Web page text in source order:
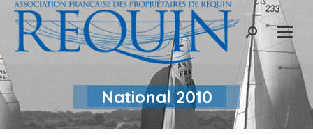
Recherche
National 2010